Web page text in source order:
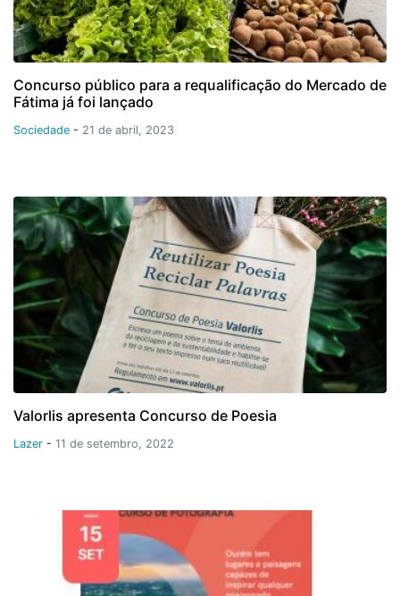
Concurso público para a requalificação do Mercado de
Fátima já foi lançado
Sociedade - 21 de abril, 2023
Valorlis apresenta Concurso de Poesia
Lazer - 11 de setembro, 2022